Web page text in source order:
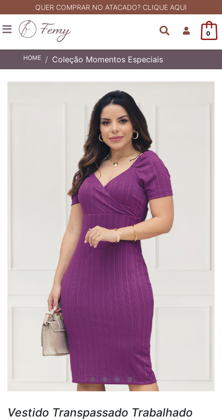
QUER COMPRAR NO ATACADO? CLIQUE AQUI
0
HOME Coleção Momentos Especiais
Vestido Transpassado Trabalhado